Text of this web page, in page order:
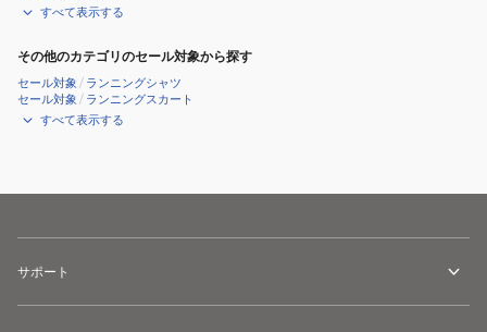
すべて表示する
その他のカテゴリのセール対象から探す
セール対象 / ランニングシャツ
セール対象 / ランニングスカート
すべて表示する
サポート